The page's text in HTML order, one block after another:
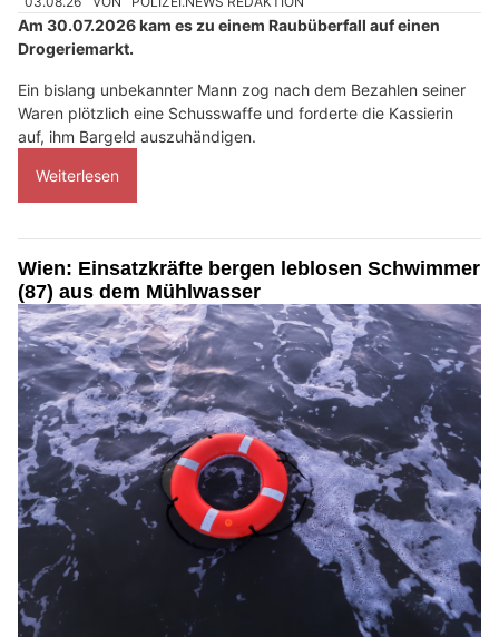
Am 30.07.2026 kam es zu einem Raubüberfall auf einen
Drogeriemarkt.
Ein bislang unbekannter Mann zog nach dem Bezahlen seiner
Waren plötzlich eine Schusswaffe und forderte die Kassierin
auf, ihm Bargeld auszuhändigen.
Weiterlesen
Wien: Einsatzkräfte bergen leblosen Schwimmer
(87) aus dem Mühlwasser